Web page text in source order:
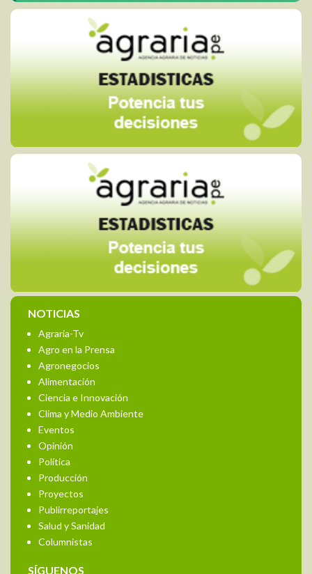
NOTICIAS
Agraria-Tv
Agro en la Prensa
Agronegocios
Alimentación
Ciencia e Innovación
Clima y Medio Ambiente
Eventos
Opinión
Política
Producción
Proyectos
Publirreportajes
Salud y Sanidad
Columnistas
SÍGUENOS